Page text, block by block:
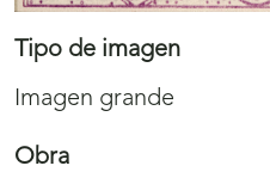
Tipo de imagen
Imagen grande
Obra